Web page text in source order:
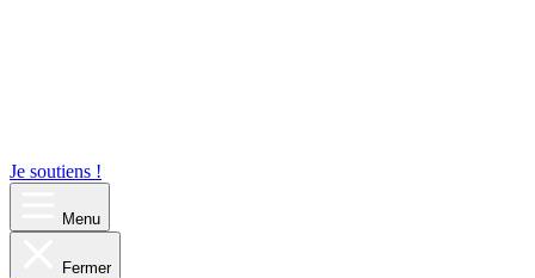
Je soutiens !
Menu
Fermer